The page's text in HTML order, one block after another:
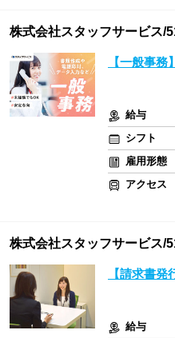
株式会社スタッフサービス/
【一般事
給与
シフト
雇用形態
アクセス
株式会社スタッフサービス/
【請求書
給与